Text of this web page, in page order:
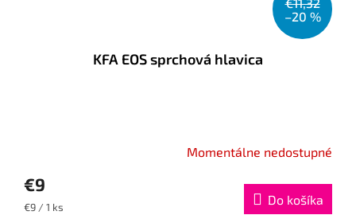
–20 %
KFA EOS sprchová hlavica
Momentálne nedostupné
€9
Jednotková
€9 / 1 ks Do košíka